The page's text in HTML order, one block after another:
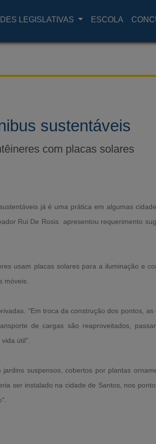
LEGISLATIVAS ESCOLA
sustentáveis
com placas solares
já é uma prática em algumas
Rui De Rosis apresentou requerimento
usam placas solares para a iluminação e
móveis.
"Em troca da construção dos pontos,
de cargas são reaproveitados,
útil".
suspensos, cobertos por plantas
ser instalado na cidade de Santos, nos